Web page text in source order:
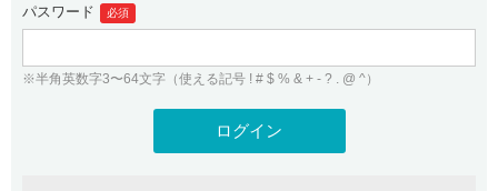
パスワード 必須
※半角英数字3〜64文字（使える記号 ! # $ % & + - ? . @ ^）